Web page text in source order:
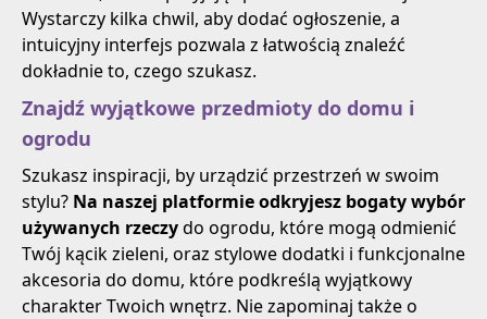
Wystarczy kilka chwil, aby dodać ogłoszenie, a
intuicyjny interfejs pozwala z łatwością znaleźć
dokładnie to, czego szukasz.
Znajdź wyjątkowe przedmioty do domu i
ogrodu
Szukasz inspiracji, by urządzić przestrzeń w swoim
stylu? Na naszej platformie odkryjesz bogaty wybór
używanych rzeczydo ogrodu, które mogą odmienić
Twój kącik zieleni, oraz stylowe dodatki i funkcjonalne
akcesoria do domu, które podkreślą wyjątkowy
charakter Twoich wnętrz. Nie zapominaj także o